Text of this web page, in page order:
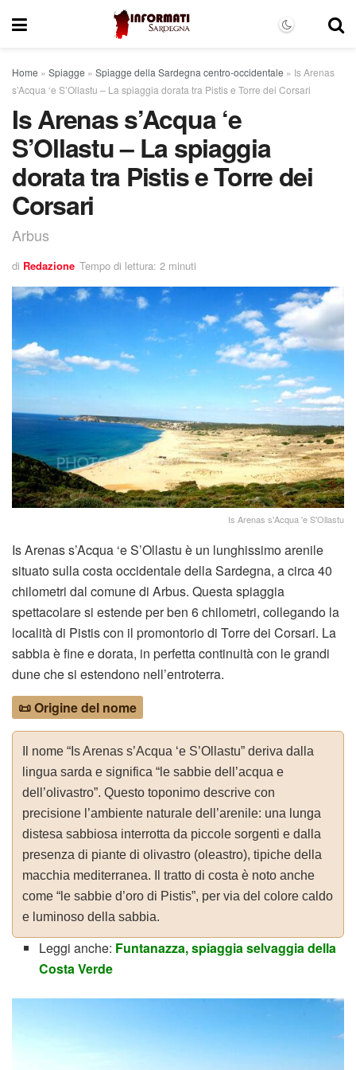
Home » Spiagge » Spiagge della Sardegna centro-occidentale » Is Arenas
s’Acqua ‘e S’Ollastu – La spiaggia dorata tra Pistis e Torre dei Corsari
Is Arenas s’Acqua ‘e
S’Ollastu – La spiaggia
dorata tra Pistis e Torre dei
Corsari
Arbus
di Redazione Tempo di lettura: 2 minuti
Is Arenas s'Acqua 'e S'Ollastu
Is Arenas s’Acqua ‘e S’Ollastu è un lunghissimo arenile
situato sulla costa occidentale della Sardegna, a circa 40
chilometri dal comune di Arbus. Questa spiaggia
spettacolare si estende per ben 6 chilometri, collegando la
località di Pistis con il promontorio di Torre dei Corsari. La
sabbia è fine e dorata, in perfetta continuità con le grandi
dune che si estendono nell’entroterra.
📜 Origine del nome
Il nome “Is Arenas s’Acqua ‘e S’Ollastu” deriva dalla
lingua sarda e significa “le sabbie dell’acqua e
dell’olivastro”. Questo toponimo descrive con
precisione l’ambiente naturale dell’arenile: una lunga
distesa sabbiosa interrotta da piccole sorgenti e dalla
presenza di piante di olivastro (oleastro), tipiche della
macchia mediterranea. Il tratto di costa è noto anche
come “le sabbie d’oro di Pistis”, per via del colore caldo
e luminoso della sabbia.
Leggi anche: Funtanazza, spiaggia selvaggia della
Costa Verde